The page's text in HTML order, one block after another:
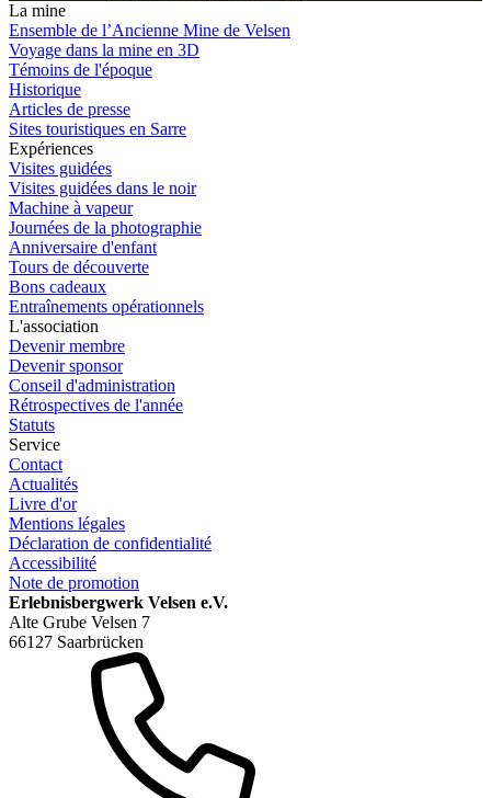
La mine
Ensemble de l’Ancienne Mine de Velsen
Voyage dans la mine en 3D
Témoins de l'époque
Historique
Articles de presse
Sites touristiques en Sarre
Expériences
Visites guidées
Visites guidées dans le noir
Machine à vapeur
Journées de la photographie
Anniversaire d'enfant
Tours de découverte
Bons cadeaux
Entraînements opérationnels
L'association
Devenir membre
Devenir sponsor
Conseil d'administration
Rétrospectives de l'année
Statuts
Service
Contact
Actualités
Livre d'or
Mentions légales
Déclaration de confidentialité
Accessibilité
Note de promotion
Erlebnisbergwerk Velsen e.V.
Alte Grube Velsen 7
66127 Saarbrücken